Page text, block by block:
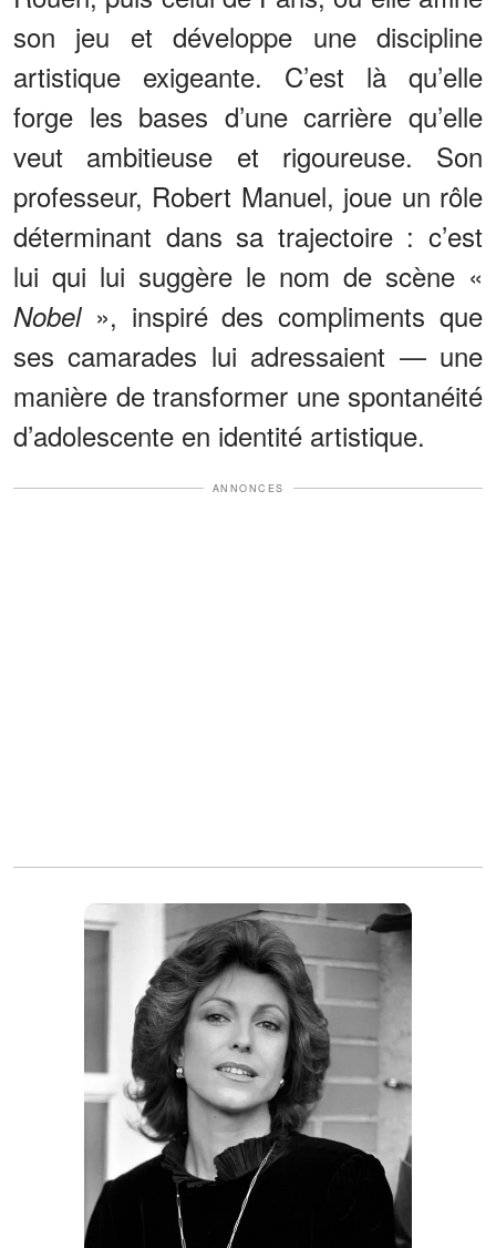
son jeu et développe une discipline
artistique exigeante. C’est là qu’elle
forge les bases d’une carrière qu’elle
veut ambitieuse et rigoureuse. Son
professeur, Robert Manuel, joue un rôle
déterminant dans sa trajectoire : c’est
lui qui lui suggère le nom de scène «
Nobel », inspiré des compliments que
ses camarades lui adressaient — une
manière de transformer une spontanéité
d’adolescente en identité artistique.
ANNONCES